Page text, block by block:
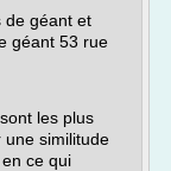
de géant et
géant 53 rue
les plus
une similitude
ce qui